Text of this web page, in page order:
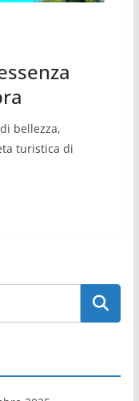
bellezza,
turistica di